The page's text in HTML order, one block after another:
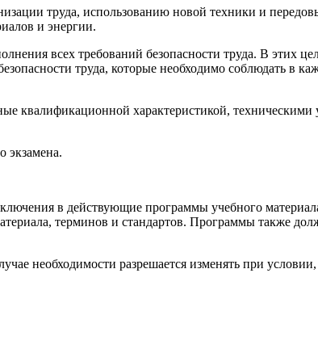
труда, использованию новой техники и
и энергии.
всех требований безопасности труда. В этих
труда, которые необходимо со­блюдать в
квалификационной характеристикой,
экзамена.
в действующие программы учебного
терминов и стандартов. Программы также
необходимости разрешается изменять при